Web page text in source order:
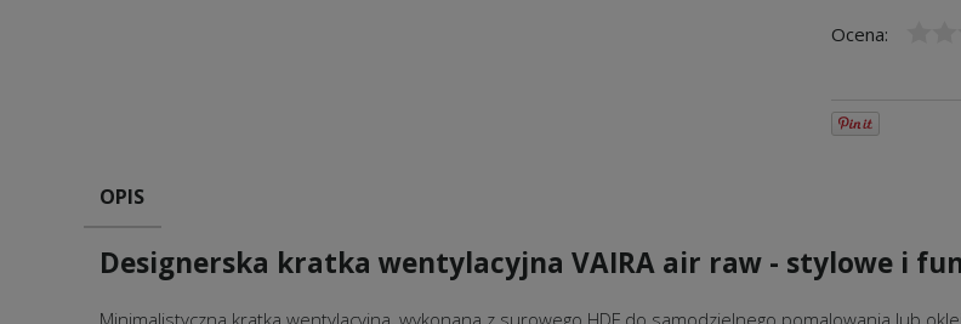
Ocena:
OPIS
Designerska kratka wentylacyjna VAIRA air raw - stylowe i
Minimalistyczna kratka wentylacyjna, wykonana z surowego HDF do samodzielnego pomalowania lub